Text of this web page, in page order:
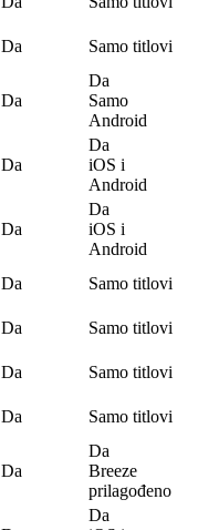
Da Samo titlovi
Da
Da
Samo
Android
Da
Da
iOS i
Android
Da
Da
iOS i
Android
Da
Samo titlovi
Da
Samo titlovi
Da
Samo titlovi
Da Samo titlovi
Da
Da
Breeze
prilagođeno
Da